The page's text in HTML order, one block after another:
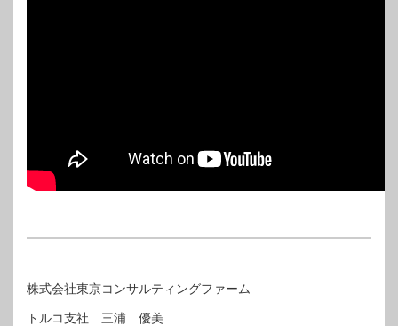
株式会社東京コンサルティングファーム
トルコ支社 三浦 優美